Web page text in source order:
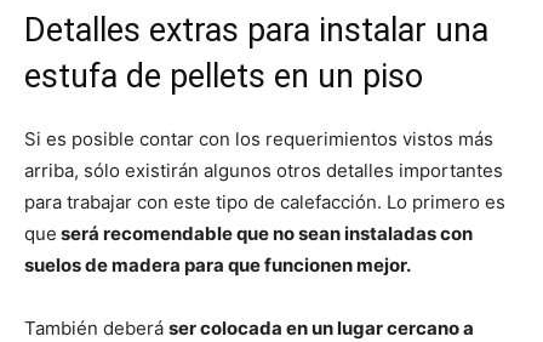
Detalles extras para instalar una
estufa de pellets en un piso
Si es posible contar con los requerimientos vistos más
arriba, sólo existirán algunos otros detalles importantes
para trabajar con este tipo de calefacción. Lo primero es
que será recomendable que no sean instaladas con
suelos de madera para que funcionen mejor.
También deberá ser colocada en un lugar cercano a